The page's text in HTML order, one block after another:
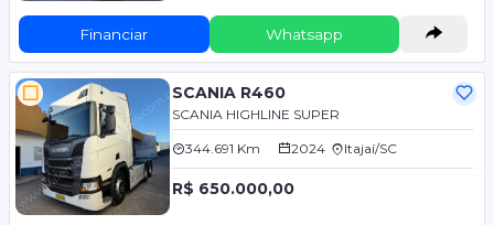
Financiar Whatsapp
SCANIA R460
SCANIA HIGHLINE SUPER
344.691 Km 2024 Itajaí/SC
R$ 650.000,00